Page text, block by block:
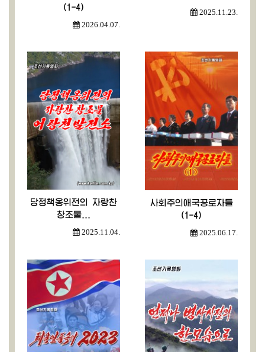
(1-4)
2026.04.07.
2025.11.23.
당정책옹위전의 자랑찬
창조물...
2025.11.04.
사회주의애국공로자들
(1-4)
2025.06.17.